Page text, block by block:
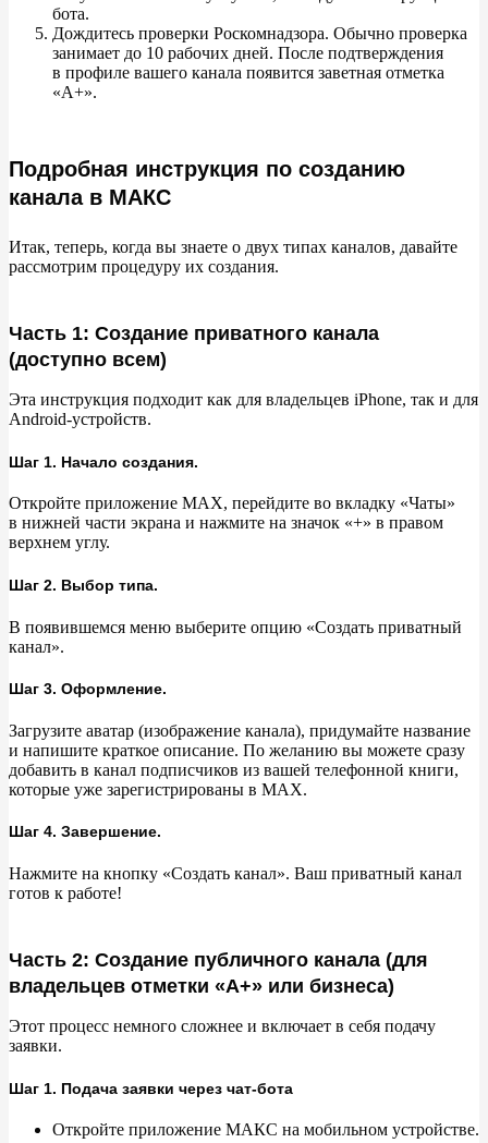
бота.
Дождитесь проверки Роскомнадзора. Обычно проверка
занимает до 10 рабочих дней. После подтверждения
в профиле вашего канала появится заветная отметка
«А+».
Подробная инструкция по созданию
канала в МАКС
Итак, теперь, когда вы знаете о двух типах каналов, давайте
рассмотрим процедуру их создания.
Часть 1: Создание приватного канала
(доступно всем)
Эта инструкция подходит как для владельцев iPhone, так и для
Android-устройств.
Шаг 1. Начало создания.
Откройте приложение MAX, перейдите во вкладку «Чаты»
в нижней части экрана и нажмите на значок «+» в правом
верхнем углу.
Шаг 2. Выбор типа.
В появившемся меню выберите опцию «Создать приватный
канал».
Шаг 3. Оформление.
Загрузите аватар (изображение канала), придумайте название
и напишите краткое описание. По желанию вы можете сразу
добавить в канал подписчиков из вашей телефонной книги,
которые уже зарегистрированы в MAX.
Шаг 4. Завершение.
Нажмите на кнопку «Создать канал». Ваш приватный канал
готов к работе!
Часть 2: Создание публичного канала (для
владельцев отметки «А+» или бизнеса)
Этот процесс немного сложнее и включает в себя подачу
заявки.
Шаг 1. Подача заявки через чат-бота
Откройте приложение МАКС на мобильном устройстве.